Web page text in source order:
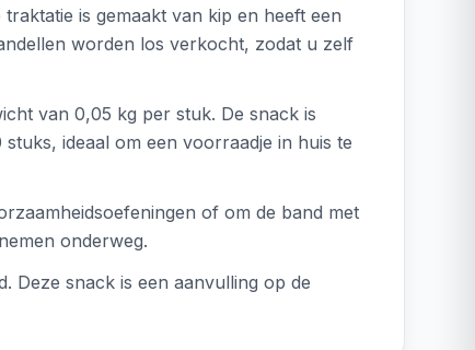
is gemaakt van kip en heeft een
worden los verkocht, zodat u zelf
van 0,05 kg per stuk. De snack is
ideaal om een voorraadje in huis te
of om de band met
onderweg.
Deze snack is een aanvulling op de